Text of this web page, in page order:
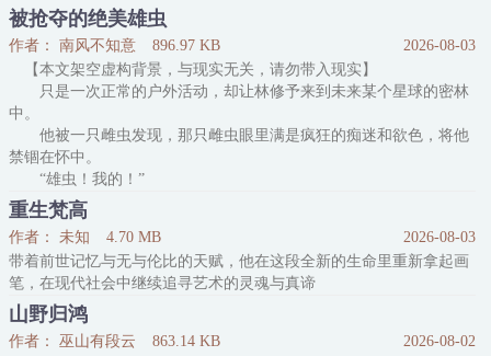
念洄没有讨好保命，反而一耳光过去，弯腰指尖用力戳进伤口处让他
疼。
“爽不爽？爬/过来。”
会黑化咬人的狗那就多训就好了。
看见反派受伤，念洄踩人伤口处。
“太废物的狗我不喜欢。”
发现反派情书，念洄撕碎扔进火炉。
“占有欲
被抢夺的绝美雄虫
作者： 南风不知意 896.97 KB
2026-08-03
【本文架空虚构背景，与现实无关，请勿带入现实】
只是一次正常的户外活动，却让林修予来到未来某个星球的密林
中。
他被一只雌虫发现，那只雌虫眼里满是疯狂的痴迷和欲色，将他
禁锢在怀中。
“雄虫！我的！”
林修予听不懂他的语言，他只能拼命挣扎着，企图逃出这个怪人
的怀抱。
不过很快，他便看到一艘巨大的星舰从天而降，一群高大，精
悍，身穿统一暗色制服的身影鬼魅般出现，轻而易举就将抱着他的怪
人杀掉。
紧接着，为首的身影突然长出了巨大的骨刺，将现场除了他以外
的所有活物屠戮殆尽，然后一步
重生梵高
作者： 未知 4.70 MB
2026-08-03
带着前世记忆与无与伦比的天赋，他在这段全新的生命里重新拿起画
笔，在现代社会中继续追寻艺术的灵魂与真谛
山野归鸿
作者： 巫山有段云 863.14 KB
2026-08-02